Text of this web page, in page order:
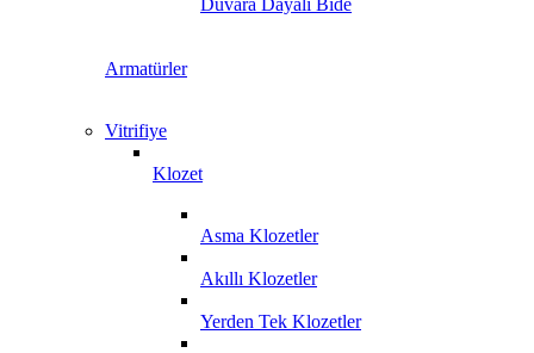
Duvara Dayalı Bide
Armatürler
Vitrifiye
Klozet
Asma Klozetler
Akıllı Klozetler
Yerden Tek Klozetler